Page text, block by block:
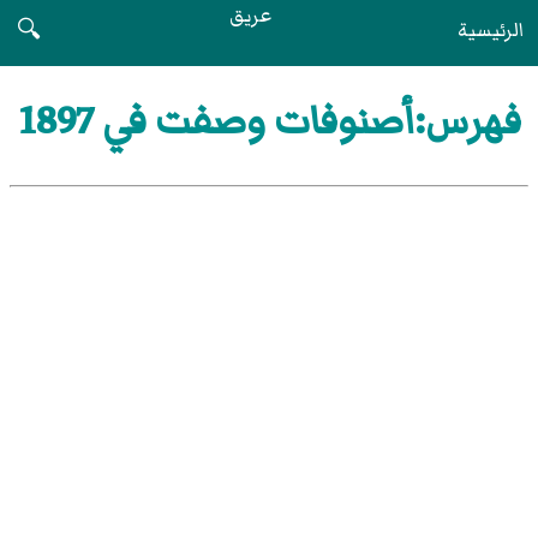
الرئيسية عريق
🔍
فهرس:أصنوفات وصفت في 1897